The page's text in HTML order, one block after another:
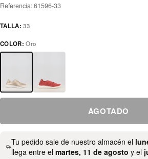
Referencia:61596-33
TALLA:33
COLOR:Oro
AGOTADO
Tu pedido sale de nuestro almacén el
llega entre elmartes, 11 de agosto y el